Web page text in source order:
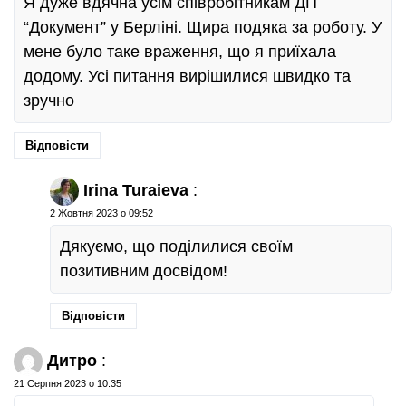
“Документ” у Берліні. Щира подяка за роботу. У
мене було таке враження, що я приїхала
додому. Усі питання вирішилися швидко та
зручно
Відповісти
Irina Turaieva :
2 Жовтня 2023 о 09:52
Дякуємо, що поділилися своїм
позитивним досвідом!
Відповісти
Дитро :
21 Серпня 2023 о 10:35